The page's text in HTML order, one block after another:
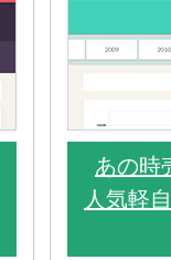
あの時
人気軽